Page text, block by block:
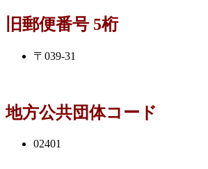
旧郵便番号 5桁
〒039-31
地方公共団体コード
02401